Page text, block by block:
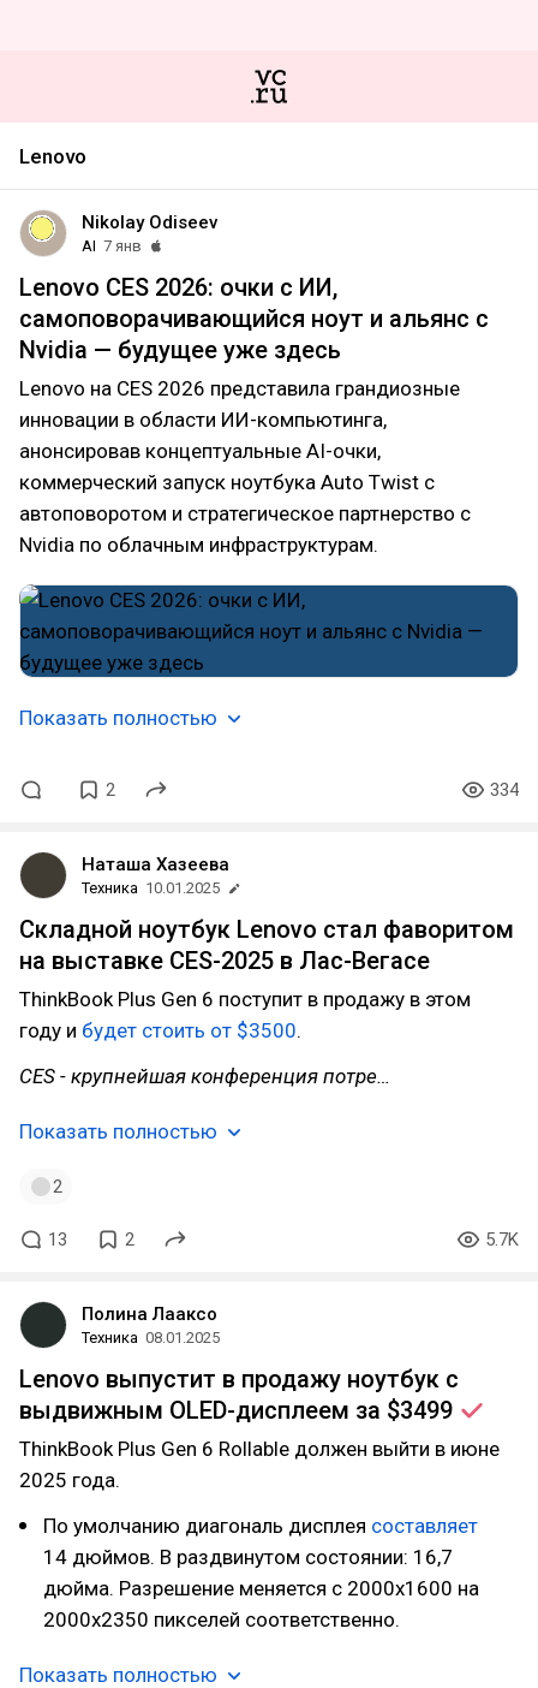
Lenovo
Nikolay Odiseev
AI 7 янв
Lenovo CES 2026: очки с ИИ,
самоповорачивающийся ноут и альянс с
Nvidia — будущее уже здесь
Lenovo на CES 2026 представила грандиозные
инновации в области ИИ-компьютинга,
анонсировав концептуальные AI-очки,
коммерческий запуск ноутбука Auto Twist с
автоповоротом и стратегическое партнерство с
Nvidia по облачным инфраструктурам.
Показать полностью
2 334
Наташа Хазеева
Техника 10.01.2025
Складной ноутбук Lenovo стал фаворитом
на выставке CES-2025 в Лас-Вегасе
ThinkBook Plus Gen 6 поступит в продажу в этом
году и будет стоить от $3500.
CES - крупнейшая конференция потре…
Показать полностью
2
13 2 5.7K
Полина Лааксо
Техника 08.01.2025
Lenovo выпустит в продажу ноутбук с
выдвижным OLED-дисплеем за $3499
ThinkBook Plus Gen 6 Rollable должен выйти в июне
2025 года.
По умолчанию диагональ дисплея составляет
14 дюймов. В раздвинутом состоянии: 16,7
дюйма. Разрешение меняется с 2000х1600 на
2000х2350 пикселей соответственно.
Показать полностью